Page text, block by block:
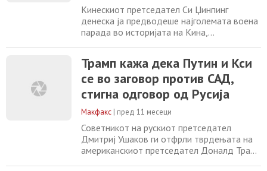
Кинескиот претседател Си Џинпинг
денеска ја предводеше најголемата воена
парада во историјата на Кина,
меѓу мир и војна. На плоштадот
Тијананмен, придружуван од рускиот
лидер Владимир Путин и
севернокорејскиот лидер Ким Џонг-ун, Си
ги претстави воените способности и
дипломатското
Трамп кажа дека Путин и Кси
се во заговор против САД,
стигна одговор од Русија
Макфакс | пред 11 месеци
Советникот на рускиот претседател
Дмитриј Ушаков ги отфрли тврдењата на
американскиот претседател Доналд Трамп